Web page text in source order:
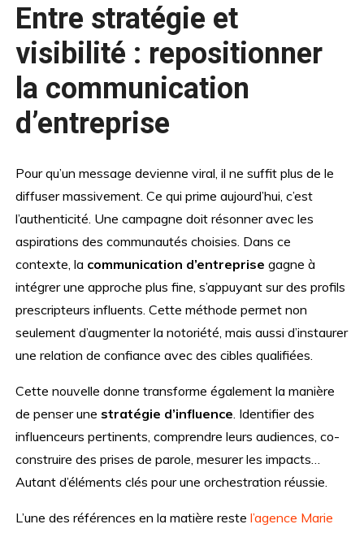
Entre stratégie et
visibilité : repositionner
la communication
d’entreprise
Pour qu’un message devienne viral, il ne suffit plus de le
diffuser massivement. Ce qui prime aujourd’hui, c’est
l’authenticité. Une campagne doit résonner avec les
aspirations des communautés choisies. Dans ce
contexte, la communication d’entreprise gagne à
intégrer une approche plus fine, s’appuyant sur des profils
prescripteurs influents. Cette méthode permet non
seulement d’augmenter la notoriété, mais aussi d’instaurer
une relation de confiance avec des cibles qualifiées.
Cette nouvelle donne transforme également la manière
de penser une stratégie d’influence . Identifier des
influenceurs pertinents, comprendre leurs audiences, co-
construire des prises de parole, mesurer les impacts…
Autant d’éléments clés pour une orchestration réussie.
L’une des références en la matière restel’agence Marie